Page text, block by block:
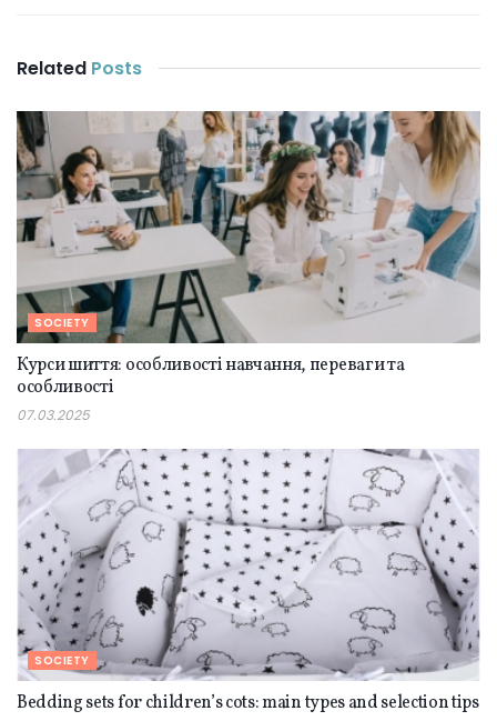
Related Posts
SOCIETY
Курси шиття: особливості навчання, переваги та
особливості
07.03.2025
SOCIETY
Bedding sets for children’s cots: main types and selection tips